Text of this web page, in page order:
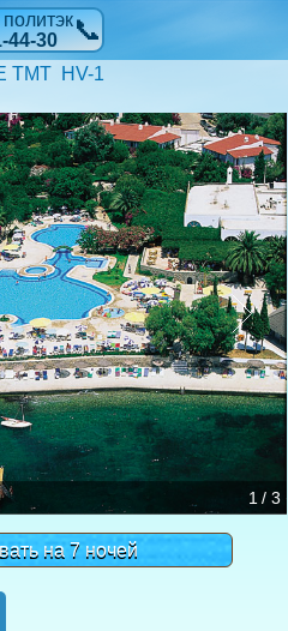
44-30
📞
TMT HV-1
1 / 3
на 7 ночей